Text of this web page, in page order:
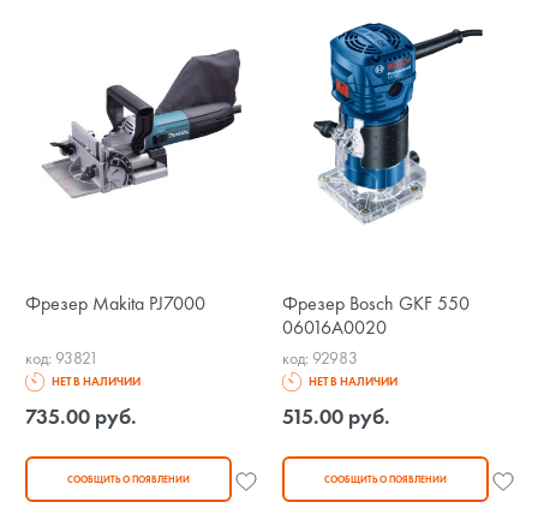
Фрезер Makita PJ7000
код: 93821
НЕТ В НАЛИЧИИ
735.00 руб.
СООБЩИТЬ О ПОЯВЛЕНИИ
Фрезер Bosch GKF 550
06016A0020
код: 92983
НЕТ В НАЛИЧИИ
515.00 руб.
СООБЩИТЬ О ПОЯВЛЕНИИ